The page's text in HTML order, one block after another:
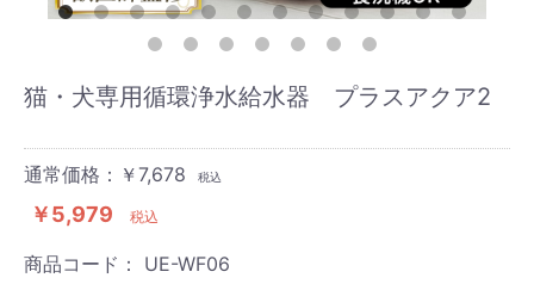
猫・犬専用循環浄水給水器 プラスアクア2
通常価格：￥7,678 税込
￥5,979 税込
商品コード： UE-WF06